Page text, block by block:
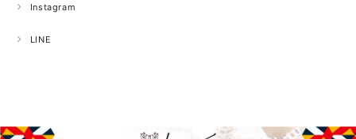
Instagram
LINE